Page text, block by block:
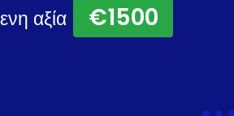
αξία €1500